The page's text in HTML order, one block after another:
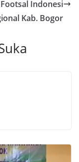
Indonesi
Kab. Bogor